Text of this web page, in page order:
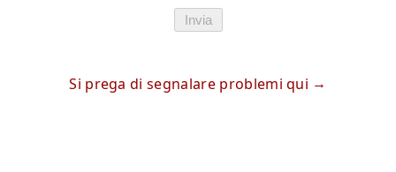
Invia
Si prega di segnalare problemi qui